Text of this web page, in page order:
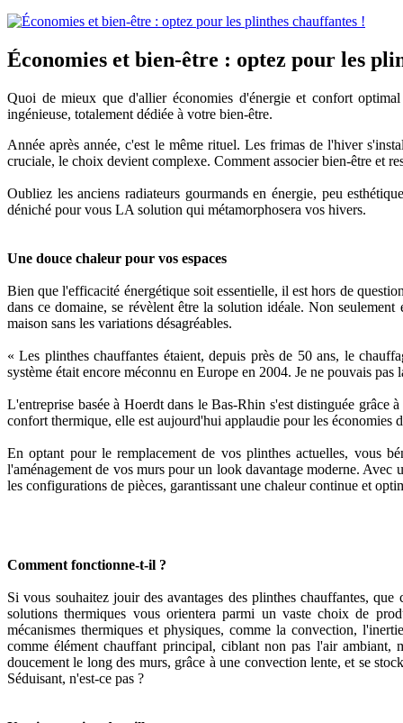
Économies et bien-être : optez pour les
Quoi de mieux que d'allier économies d'énergie et confort
ingénieuse, totalement dédiée à votre bien-être.
Année après année, c'est le même rituel. Les frimas de l'hiver
cruciale, le choix devient complexe. Comment associer bien-être et
Oubliez les anciens radiateurs gourmands en énergie, peu
déniché pour vous LA solution qui métamorphosera vos hivers.
Une douce chaleur pour vos espaces
Bien que l'efficacité énergétique soit essentielle, il est hors de
dans ce domaine, se révèlent être la solution idéale. Non
maison sans les variations désagréables.
« Les plinthes chauffantes étaient, depuis près de 50 ans, le
système était encore méconnu en Europe en 2004. Je ne pouvais
L'entreprise basée à Hoerdt dans le Bas-Rhin s'est distinguée grâce
confort thermique, elle est aujourd'hui applaudie pour les économies
En optant pour le remplacement de vos plinthes actuelles, vous
l'aménagement de vos murs pour un look davantage moderne.
les configurations de pièces, garantissant une chaleur continue et
Comment fonctionne-t-il ?
Si vous souhaitez jouir des avantages des plinthes chauffantes,
solutions thermiques vous orientera parmi un vaste choix de
mécanismes thermiques et physiques, comme la convection,
comme élément chauffant principal, ciblant non pas l'air ambiant,
doucement le long des murs, grâce à une convection lente, et se
Séduisant, n'est-ce pas ?